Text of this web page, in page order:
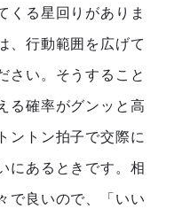
くる星回りがありま
、行動範囲を広げて
さい。そうすること
る確率がグンッと高
ントン拍子で交際に
にあるときです。相
で良いので、「いい